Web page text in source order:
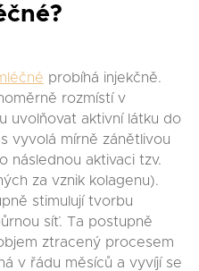
probíhá injekčně.
rozmístí v
uvolňovat aktivní látku do
vyvolá mírně zánětlivou
následnou aktivaci tzv.
za vznik kolagenu).
stimulují tvorbu
síť. Ta postupně
ztracený procesem
v řádu měsíců a vyvíjí se